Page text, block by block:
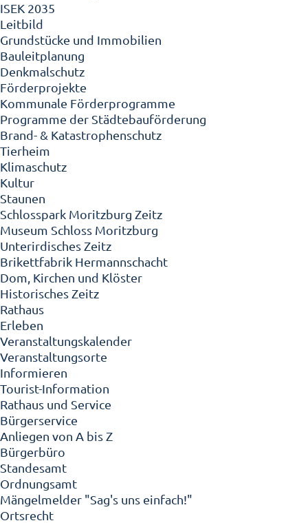
ISEK 2035
Leitbild
Grundstücke und Immobilien
Bauleitplanung
Denkmalschutz
Förderprojekte
Kommunale Förderprogramme
Programme der Städtebauförderung
Brand- & Katastrophenschutz
Tierheim
Klimaschutz
Kultur
Staunen
Schlosspark Moritzburg Zeitz
Museum Schloss Moritzburg
Unterirdisches Zeitz
Brikettfabrik Hermannschacht
Dom, Kirchen und Klöster
Historisches Zeitz
Rathaus
Erleben
Veranstaltungskalender
Veranstaltungsorte
Informieren
Tourist-Information
Rathaus und Service
Bürgerservice
Anliegen von A bis Z
Bürgerbüro
Standesamt
Ordnungsamt
Mängelmelder "Sag's uns einfach!"
Ortsrecht